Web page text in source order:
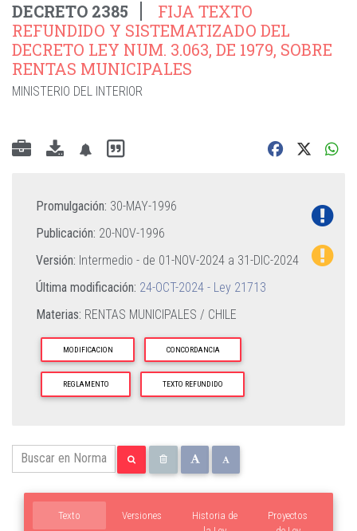
DECRETO 2385
FIJA TEXTO
REFUNDIDO Y SISTEMATIZADO DEL
DECRETO LEY NUM. 3.063, DE 1979, SOBRE
RENTAS MUNICIPALES
MINISTERIO DEL INTERIOR
Promulgación: 30-MAY-1996
Publicación: 20-NOV-1996
Versión: Intermedio - de 01-NOV-2024 a 31-DIC-2024
Última modificación: 24-OCT-2024 - Ley 21713
Materias: RENTAS MUNICIPALES / CHILE
MODIFICACION CONCORDANCIA
REGLAMENTO TEXTO REFUNDIDO
Texto Versiones
Proyectos
Historia de